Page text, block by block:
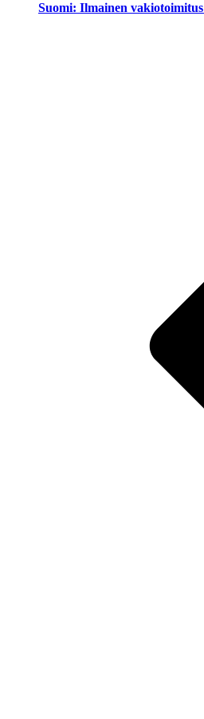
Suomi: Ilmainen vakiotoimitus